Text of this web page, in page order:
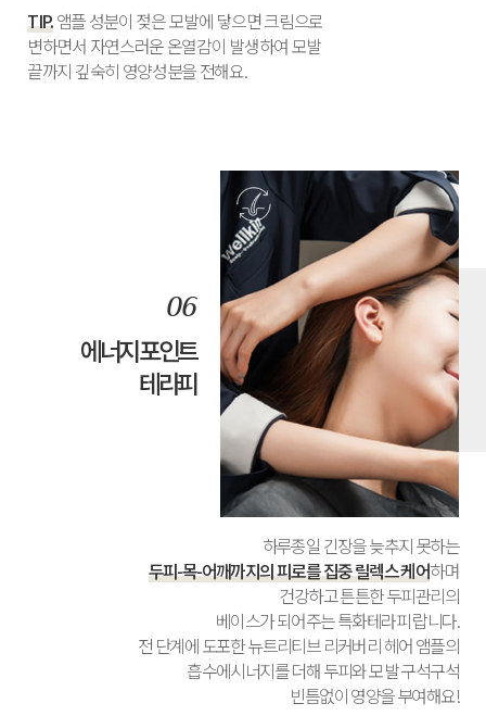
TIP.앰플 성분이 젖은 모발에 닿으면 크림으로
변하면서 자연스러운 온열감이 발생하여 모발
끝까지 깊숙히 영양성분을 전해요.
에너지 포인트
테라피
하루종일 긴장을 늦추지 못하는
두피-목-어깨까지의 피로를 집중 릴렉스 케어하며
건강하고 튼튼한 두피관리의
베이스가 되어주는 특화테라피 랍니다.
전 단계에 도포한 뉴트리티브 리커버리 헤어 앰플의
흡수에시너지를 더해 두피와 모발 구석구석
빈틈없이 영양을 부여해요!